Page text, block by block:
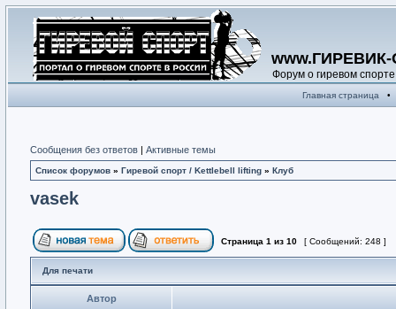
Форум о гиревом спорте
Главная страница •
Сообщения без ответов | Активные темы
Список форумов » Гиревой спорт / Kettlebell lifting » Клуб
vasek
Страница 1 из 10 [ Сообщений: 248 ]
Для печати
Автор